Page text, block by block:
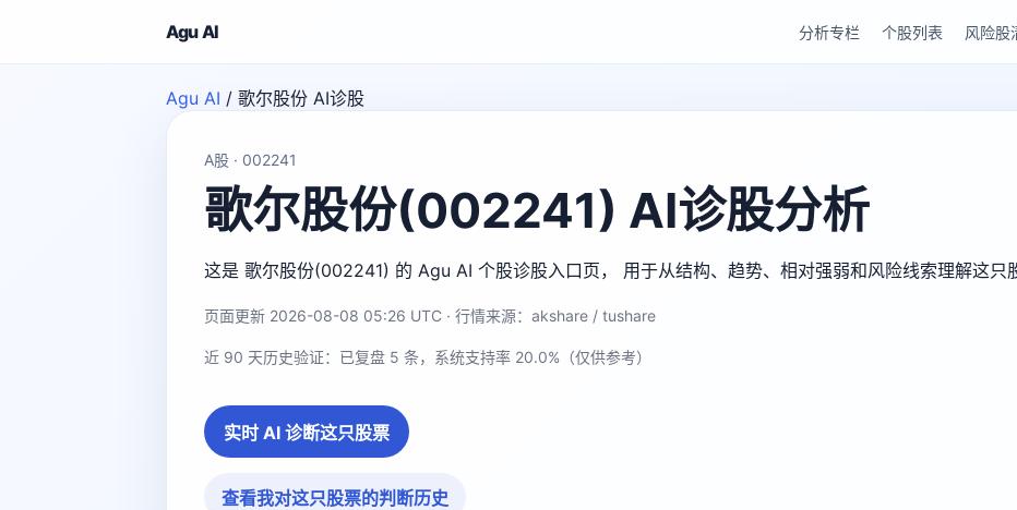
Agu AI 分析专栏 个股列表 风险股
Agu AI / 歌尔股份 AI诊股
A股 · 002241
歌尔股份(002241) AI诊股分析
这是 歌尔股份(002241) 的 Agu AI 个股诊股入口页， 用于从结构、趋势、相对强弱和风险线索理解这只
页面更新 2026-08-08 05:26 UTC · 行情来源：akshare / tushare
近 90 天历史验证：已复盘 5 条，系统支持率 20.0%（仅供参考）
实时 AI 诊断这只股票
查看我对这只股票的判断历史